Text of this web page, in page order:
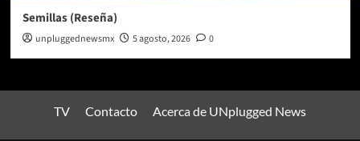
Semillas (Reseña)
unpluggednewsmx 5 agosto, 2026 0
TV Contacto Acerca de UNplugged News